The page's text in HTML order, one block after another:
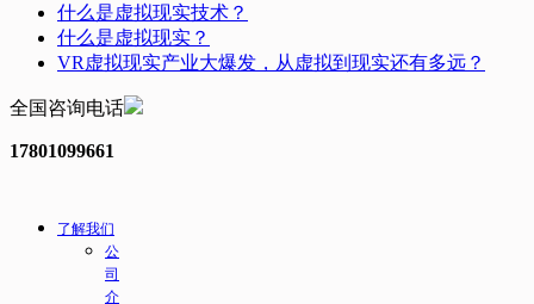
什么是虚拟现实技术？
什么是虚拟现实？
VR虚拟现实产业大爆发，从虚拟到现实还有多远？
全国咨询电话
17801099661
了解我们
公
司
介